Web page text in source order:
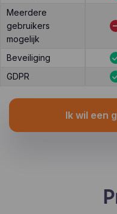
Meerdere
gebruikers
mogelijk
Beveiliging
GDPR
Ik wil een